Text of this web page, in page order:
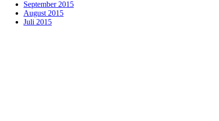
September 2015
August 2015
Juli 2015